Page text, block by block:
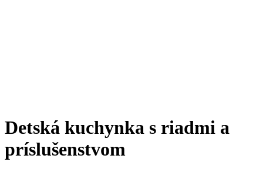
Detská kuchynka s riadmi a
príslušenstvom